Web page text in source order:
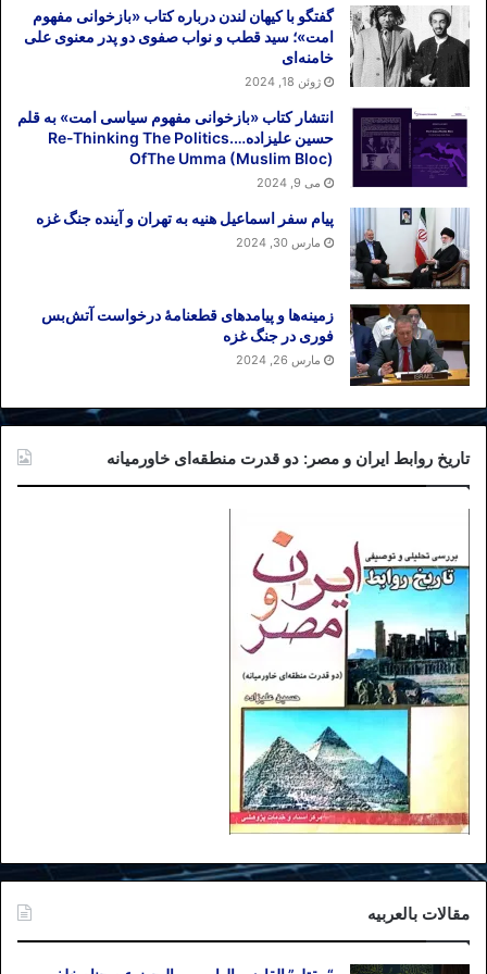
اعتراض خود را به دبیرخانه «جنبش عدم تعهد»
یا حتی «سازمان همکاری اسلامی» بازتاب
دهد. با این توضیح، دلیل این همه تعلل چیست؟
سپاه پاسداران، نهادی فراتر از واحدی
نظامی
واقعیت این است که به استثنای بحرین،
عربستان سعودی و اسرائیل، که صراحتا اقدام
آمریکا را پسندیده‌اند و تحسین کرده‌اند، کشور
دیگر را نمی‌توان سراغ گرفت که صراحتا از
اقدام اخیر دولت ترامپ تمجید کرده باشد.
از سو‌ی دیگر، به‌استثنای ترکیه و عراق که
آشکارا اقدام آمریکا را تهدیدی برای منطقه
دانسته‌اند و ژاپن که اعلام کرده است از
سیاست آمریکا پیروی نخواهد کرد، کشور
دیگری را نمی‌توان سراغ گرفت که صراحتا با
آمریکا مخالفت کرده باشد.
در این میان، از روسیه جز اظهار‌نظر آنتونی
موروزوف، عضو کمیسیون امور بین‌الملل دوما،
مبنی بر این‌که اقدام آمریکا امنیت خاورمیانه را
به خطر می‌اندازد، واکنش صریحی از مسکو و
شخص ولادیمیر پوتین دیده نشده است. این در
حالی است که در پی آخرین سفر پوتین به
تهران و دیدارش با رهبر جمهوری اسلامی که
طی آن قرآنی را به خامنه‌ای هدیه داد، برخی
از صاحب‌منصبان مهم حکومتی از جمله علی
شمخانی، دبیر شورای عالی امنیت ملی، و
علی‌اکبر ولایتی، مشاور ارشد رهبر جمهوری
اسلامی ایران در امور بین‌الملل،‌ «متوهمانه»
کرده بودند.
گفتگو با کیهان لندن درباره کتاب «بازخوانی مفهوم
امت»؛ سید قطب و نواب صفوی دو پدر معنوی علی
خامنه‌ای
ژوئن 18, 2024
انتشار کتاب «بازخوانی مفهوم سیاسی امت» به قلم
حسین علیزاده….Re-Thinking The Politics
OfThe Umma (Muslim Bloc)
می 9, 2024
پیام سفر اسماعیل هنیه به تهران و آینده جنگ غزه
مارس 30, 2024
زمینه‌ها و پیامدهای قطعنامهٔ درخواست آتش‌بس
فوری در جنگ غزه
مارس 26, 2024
تاریخ روابط ایران و مصر: دو قدرت منطقه‌ای خاورمیانه
مقالات بالعربیه